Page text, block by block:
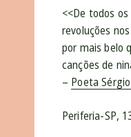
<<De todos
revoluções
por mais belo
canções de
– Poeta
Periferia-SP,